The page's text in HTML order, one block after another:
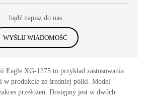
bądź napisz do nas
WYŚLIJ WIADOMOŚĆ
Eagle XG-1275 to przykład zastosowania
w produkcie ze średniej półki. Model
przełożeń. Dostępny jest w dwóch